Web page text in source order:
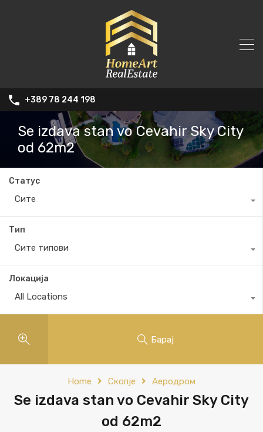
+389 78 244 198
Se izdava stan vo Cevahir Sky City
od 62m2
Статус
Сите
Тип
Сите типови
Локација
All Locations
Барај
Home Скопје Аеродром
Se izdava stan vo Cevahir Sky City
od 62m2